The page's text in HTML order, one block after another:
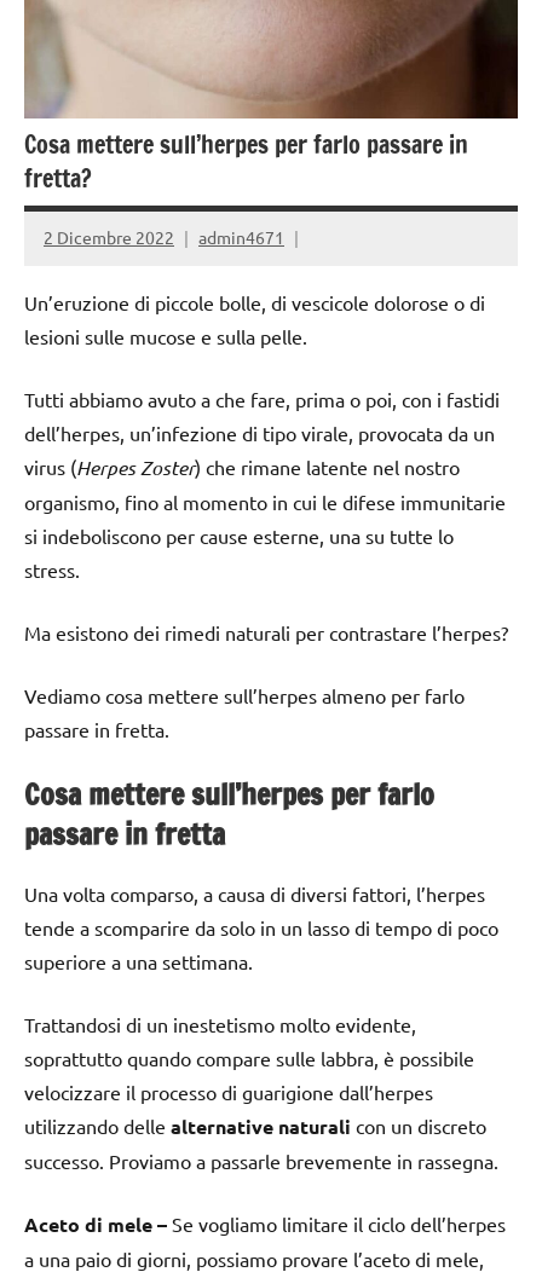
Cosa mettere sull’herpes per farlo passare in
fretta?
2 Dicembre 2022 admin4671
Un’eruzione di piccole bolle, di vescicole dolorose o di
lesioni sulle mucose e sulla pelle.
Tutti abbiamo avuto a che fare, prima o poi, con i fastidi
dell’herpes, un’infezione di tipo virale, provocata da un
virus (Herpes Zoster) che rimane latente nel nostro
organismo, fino al momento in cui le difese immunitarie
si indeboliscono per cause esterne, una su tutte lo
stress.
Ma esistono dei rimedi naturali per contrastare l’herpes?
Vediamo cosa mettere sull’herpes almeno per farlo
passare in fretta.
Cosa mettere sull’herpes per farlo
passare in fretta
Una volta comparso, a causa di diversi fattori, l’herpes
tende a scomparire da solo in un lasso di tempo di poco
superiore a una settimana.
Trattandosi di un inestetismo molto evidente,
soprattutto quando compare sulle labbra, è possibile
velocizzare il processo di guarigione dall’herpes
utilizzando delle alternative naturali con un discreto
successo. Proviamo a passarle brevemente in rassegna.
Aceto di mele – Se vogliamo limitare il ciclo dell’herpes
a una paio di giorni, possiamo provare l’aceto di mele,